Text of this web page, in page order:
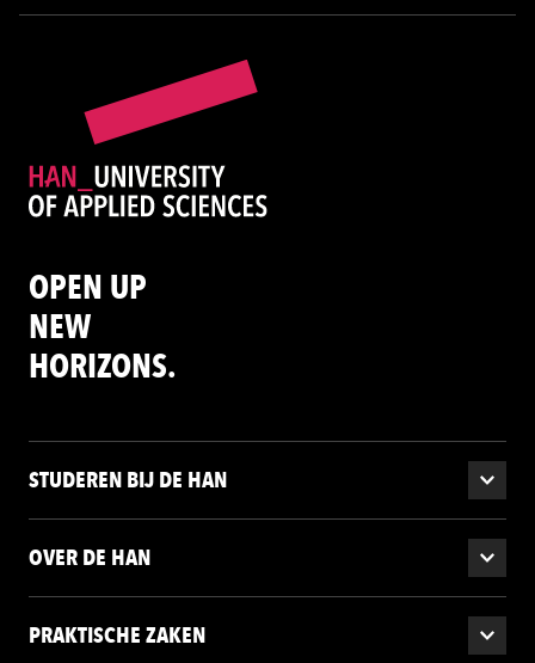
OPEN UP
NEW
HORIZONS.
STUDEREN BIJ DE HAN
OVER DE HAN
PRAKTISCHE ZAKEN